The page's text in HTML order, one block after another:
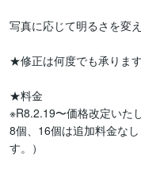
写真に応じて明るさを変
★修正は何度でも承ります
★料金
※R8.2.19〜価格改定いた
8個、16個は追加料金な
す。）